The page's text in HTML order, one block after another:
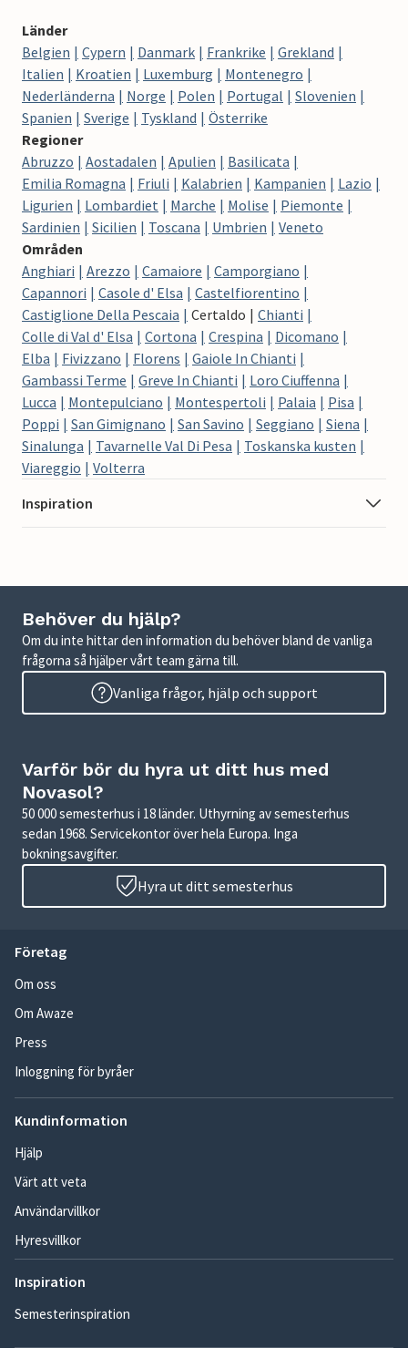
Länder
Belgien
Cypern Danmark Frankrike
Grekland
Italien
Kroatien Luxemburg
Montenegro
Nederländerna
Norge Polen Portugal
Slovenien
Spanien
Sverige Tyskland
Österrike
Regioner
Abruzzo
Aostadalen Apulien
Basilicata
Emilia Romagna
Friuli Kalabrien Kampanien
Lazio
Ligurien
Lombardiet Marche Molise
Piemonte
Sardinien
Sicilien Toscana Umbrien
Veneto
Områden
Anghiari
Arezzo Camaiore
Camporgiano
Capannori
Casole d' Elsa
Castelfiorentino
Castiglione Della Pescaia
Certaldo
Chianti
Colle di Val d' Elsa
Cortona Crespina
Dicomano
Elba
Fivizzano Florens
Gaiole In Chianti
Gambassi Terme
Greve In Chianti
Loro Ciuffenna
Lucca
Montepulciano Montespertoli Palaia
Pisa
Poppi
San Gimignano San Savino Seggiano
Siena
Sinalunga
Tavarnelle Val Di Pesa
Toskanska kusten
Viareggio
Volterra
Inspiration
Behöver du hjälp?
Om du inte hittar den information du behöver bland de vanliga
frågorna så hjälper vårt team gärna till.
Vanliga frågor, hjälp och support
Varför bör du hyra ut ditt hus med
Novasol?
50 000 semesterhus i 18 länder. Uthyrning av semesterhus
sedan 1968. Servicekontor över hela Europa. Inga
bokningsavgifter.
Hyra ut ditt semesterhus
Företag
Om oss
Om Awaze
Press
Inloggning för byråer
Kundinformation
Hjälp
Värt att veta
Användarvillkor
Hyresvillkor
Inspiration
Semesterinspiration